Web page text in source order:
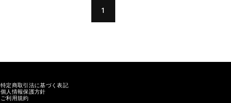
1
特定商取引法に基づく表記
個人情報保護方針
ご利用規約